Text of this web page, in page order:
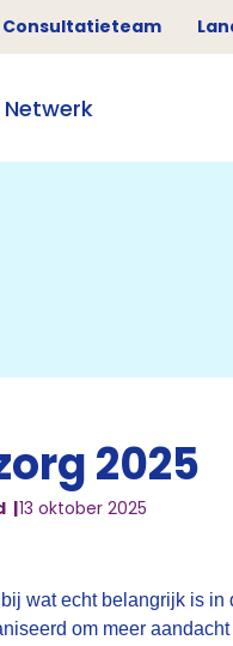
Consultatieteam
Netwerk
2025
13 oktober 2025
wat echt belangrijk is in
om meer aandacht